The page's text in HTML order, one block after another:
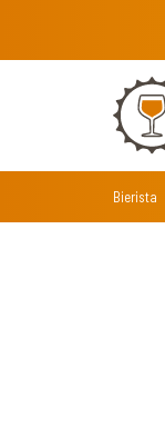
Bierista